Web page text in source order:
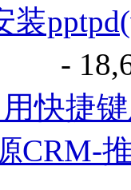
装
-
快捷
CRM-